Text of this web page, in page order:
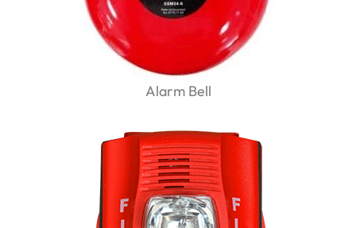
Alarm Bell